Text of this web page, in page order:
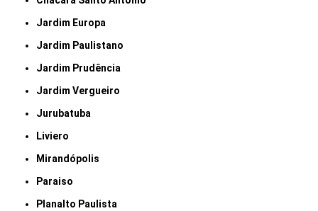
Jardim Europa
Jardim Paulistano
Jardim Prudência
Jardim Vergueiro
Jurubatuba
Liviero
Mirandópolis
Paraiso
Planalto Paulista